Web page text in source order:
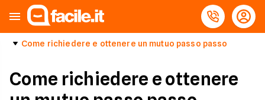
Come richiedere e ottenere un mutuo passo passo
Come richiedere e ottenere